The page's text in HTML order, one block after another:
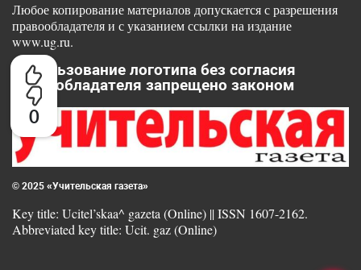
0
Любое копирование материалов допускается с разрешения
правообладателя и с указанием ссылки на издание
www.ug.ru.
Использование логотипа без согласия
правообладателя запрещено законом
© 2025 «Учительская газета»
Key title: Ucitel’skaa^ gazeta (Online) || ISSN 1607-2162.
Abbreviated key title: Ucit. gaz (Online)